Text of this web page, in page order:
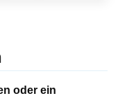
oder ein